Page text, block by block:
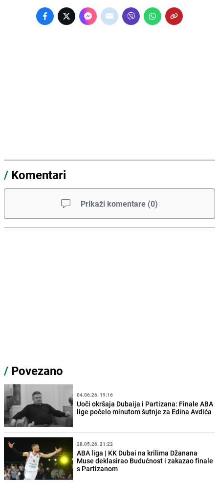
/ Komentari
Prikaži komentare (0)
/ Povezano
04.06.26. 19:16
Uoči okršaja Dubaija i Partizana: Finale ABA
lige počelo minutom šutnje za Edina Avdića
28.05.26. 21:22
ABA liga | KK Dubai na krilima Džanana
Muse deklasirao Budućnost i zakazao finale
s Partizanom